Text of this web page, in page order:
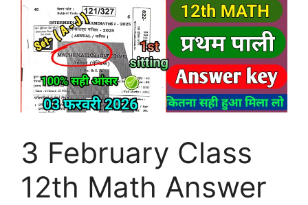
3 February Class
12th Math Answer